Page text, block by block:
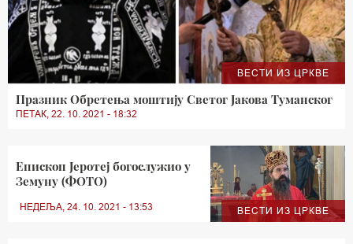
ВЕСТИ ИЗ ЦРКВЕ
Празник Обретења моштију Светог Јакова Туманског
ПЕТАК, 22. 10. 2021 - 18:32
ВЕСТИ ИЗ ЦРКВЕ
Епископ Јеротеј богослужио у
Земуну (ФОТО)
НЕДЕЉА, 24. 10. 2021 - 13:53